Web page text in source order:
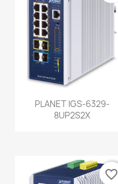
PLANET IGS-6329-
8UP2S2X
favorite_border